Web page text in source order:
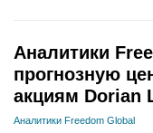
Аналитики
прогнозную
акциям Dorian
Аналитики Freedom Global